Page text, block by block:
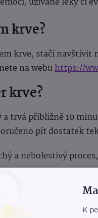
krve?
krve, stačí
na webuhttps://
krve?
trvá přibližně 10
pít dostatek
a nebolestivý
pomůžete také
K